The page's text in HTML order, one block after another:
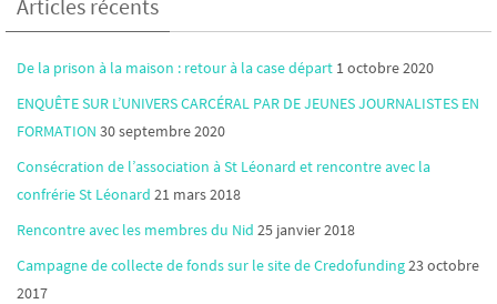
Articles récents
De la prison à la maison : retour à la case départ 1 octobre 2020
ENQUÊTE SUR L’UNIVERS CARCÉRAL PAR DE JEUNES JOURNALISTES EN
FORMATION 30 septembre 2020
Consécration de l’association à St Léonard et rencontre avec la
confrérie St Léonard 21 mars 2018
Rencontre avec les membres du Nid 25 janvier 2018
Campagne de collecte de fonds sur le site de Credofunding23 octobre
2017